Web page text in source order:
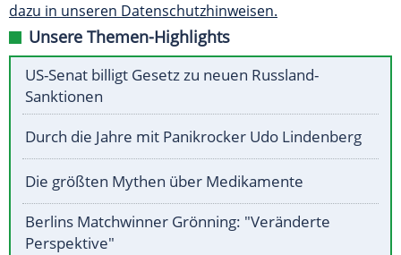
dazu in unseren Datenschutzhinweisen.
Unsere Themen-Highlights
US-Senat billigt Gesetz zu neuen Russland-
Sanktionen
Durch die Jahre mit Panikrocker Udo Lindenberg
Die größten Mythen über Medikamente
Berlins Matchwinner Grönning: "Veränderte
Perspektive"